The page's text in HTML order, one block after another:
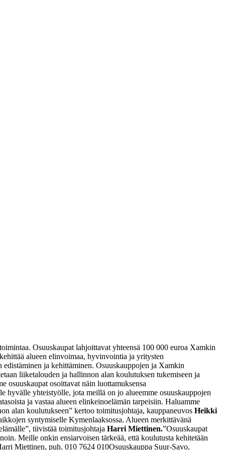
Osuuskaupat lahjoittavat yhteensä 100 000 euroa Xamkin
alueen elinvoimaa, hyvinvointia ja yritysten
ja kehittäminen. Osuuskauppojen ja Xamkin
liiketalouden ja hallinnon alan koulutuksen tukemiseen ja
osuuskaupat osoittavat näin luottamuksensa
hyvälle yhteistyölle, jota meillä on jo alueemme osuuskauppojen
ja vastaa alueen elinkeinoelämän tarpeisiin. Haluamme
alan koulutukseen” kertoo toimitusjohtaja, kauppaneuvos Heikki
syntymiselle Kymenlaaksossa. Alueen merkittävänä
tiivistää toimitusjohtaja Harri Miettinen.”Osuuskaupat
Meille onkin ensiarvoisen tärkeää, että koulutusta kehitetään
Miettinen, puh. 010 7624 010Osuuskauppa Suur-Savo,